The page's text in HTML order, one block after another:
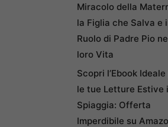
Miracolo della
la Figlia che Salva e
Ruolo di Padre Pio
loro Vita
Scopri l’Ebook
le tue Letture Estive
Spiaggia: Offerta
Imperdibile su